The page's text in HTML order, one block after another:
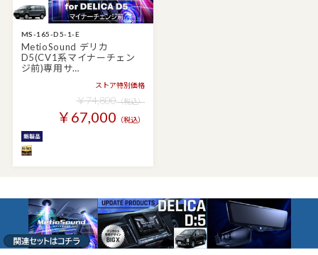
MS-165-D5-1-E
MetioSound デリカ
D5(CV1系マイナーチェン
ジ前)専用サ…
ストア特別価格
￥74,800（税込）
￥67,000 （税込）